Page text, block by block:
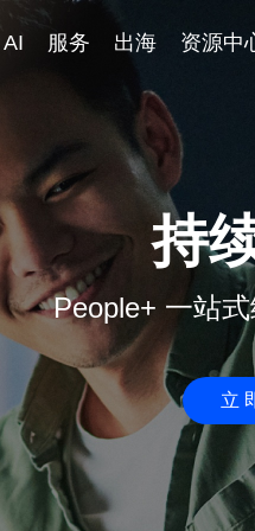
AI 服务 出海 资源中
持
People+ 一站
立